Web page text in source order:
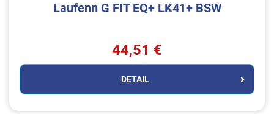
Laufenn G FIT EQ+ LK41+ BSW
44,51 €
DETAIL